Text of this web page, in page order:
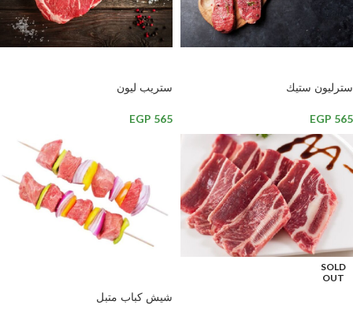
سترليون ستيك
EGP 565
ستريب ليون
EGP 565
SOLD
OUT
شيش كباب متبل